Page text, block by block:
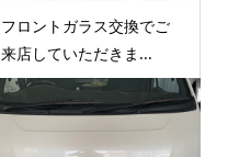
フロントガラス交換でご
来店していただきま...